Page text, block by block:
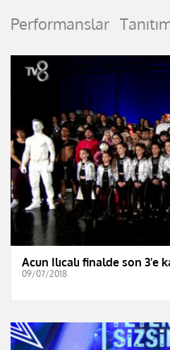
Performanslar
Acun Ilıcalı finalde son 3'e
09/07/2018